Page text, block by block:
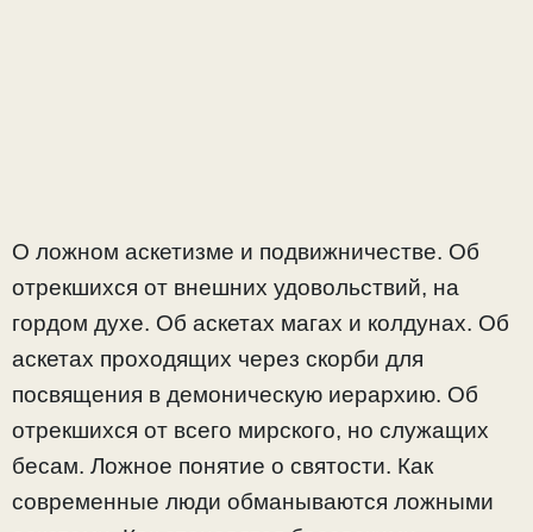
О ложном аскетизме и подвижничестве. Об
отрекшихся от внешних удовольствий, на
гордом духе. Об аскетах магах и колдунах. Об
аскетах проходящих через скорби для
посвящения в демоническую иерархию. Об
отрекшихся от всего мирского, но служащих
бесам. Ложное понятие о святости. Как
современные люди обманываются ложными